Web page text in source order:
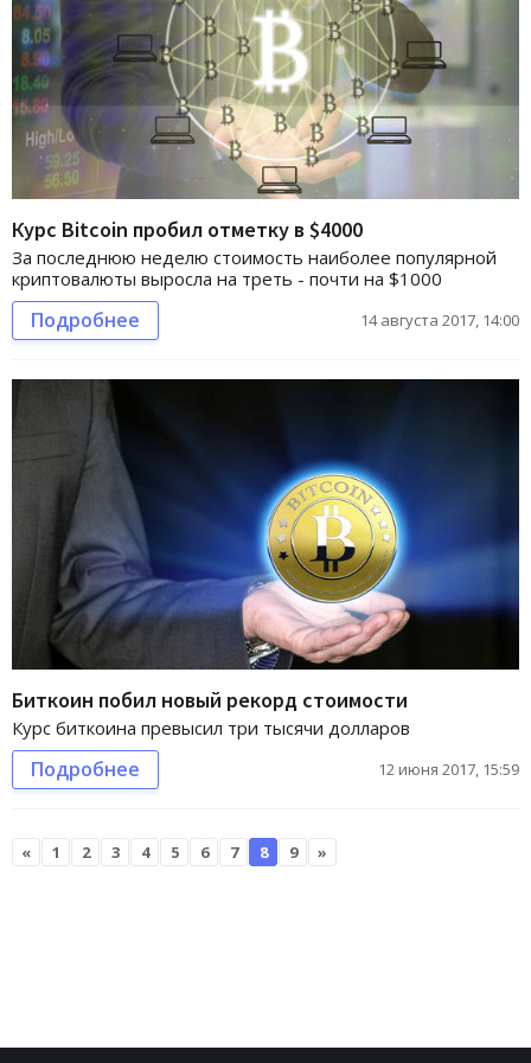
Курс Bitcoin пробил отметку в $4000
За последнюю неделю стоимость наиболее популярной
криптовалюты выросла на треть - почти на $1000
Подробнее 14 августа 2017, 14:00
Биткоин побил новый рекорд стоимости
Курс биткоина превысил три тысячи долларов
Подробнее 12 июня 2017, 15:59
« 1 2 3 4 5 6 7 8 9 »